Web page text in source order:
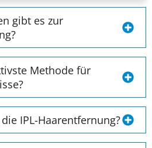
gibt es zur
Methode für
IPL-Haarentfernung?